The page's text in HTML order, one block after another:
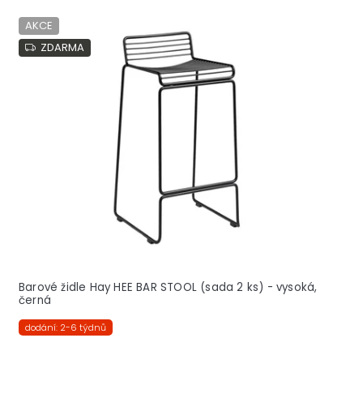
V
ý
p
AKCE
ZDARMA
Barové židle Hay HEE BAR STOOL (sada 2 ks) - vysoká,
černá
dodání: 2-6 týdnů